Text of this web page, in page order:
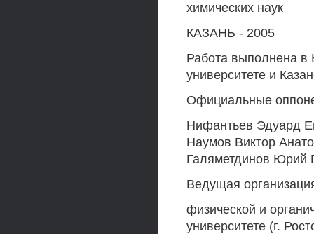
химических наук
КАЗАНЬ - 2005
Работа выполнена в
университете и
Официальные
Нифантьев Эдуард
Наумов Виктор
Галяметдинов Юрий
Ведущая
физической и
университете (г.